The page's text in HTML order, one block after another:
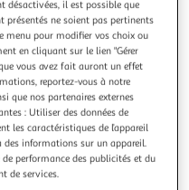
suivante
au bon goût
sans arôme artificiel
désactivées, il est possible que
présentés ne soient pas pertinents
menu pour modifier vos choix ou
en cliquant sur le lien "Gérer
vous avez fait auront un effet
reportez-vous à notre
que nos partenaires externes
: Utiliser des données de
les caractéristiques de l’appareil
des informations sur un appareil.
performance des publicités et du
de services.